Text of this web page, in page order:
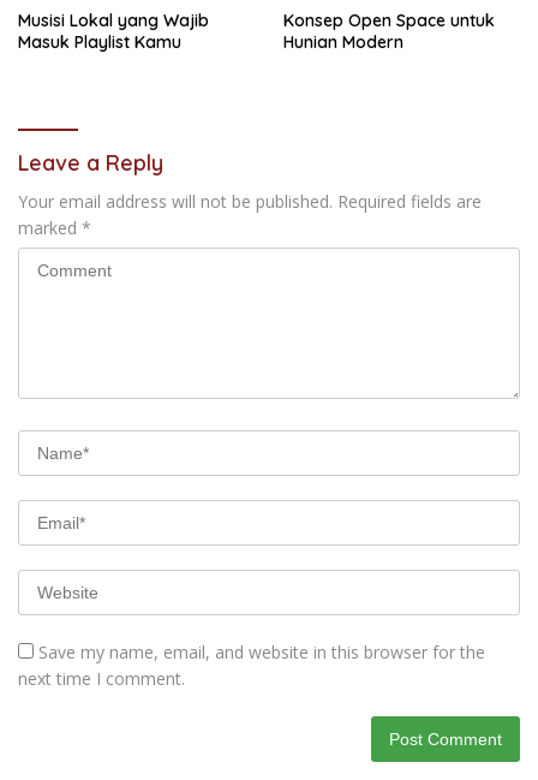
Musisi Lokal yang Wajib
Masuk Playlist Kamu
Konsep Open Space untuk
Hunian Modern
Leave a Reply
Your email address will not be published. Required fields are
marked *
Save my name, email, and website in this browser for the
next time I comment.